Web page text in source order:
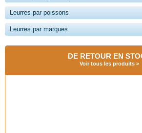
Leurres par poissons
Leurres par marques
DE RETOUR EN
Voir tous les produits